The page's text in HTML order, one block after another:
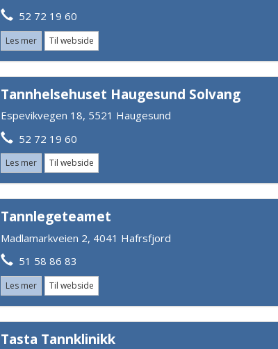
52 72 19 60
Les mer Til webside
Tannhelsehuset Haugesund Solvang
Espevikvegen 18, 5521 Haugesund
52 72 19 60
Les mer Til webside
Tannlegeteamet
Madlamarkveien 2, 4041 Hafrsfjord
51 58 86 83
Les mer Til webside
Tasta Tannklinikk